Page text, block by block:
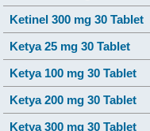
Ketinel 300 mg 30 Tablet
Ketya 25 mg 30 Tablet
Ketya 100 mg 30 Tablet
Ketya 200 mg 30 Tablet
Ketya 300 mg 30 Tablet